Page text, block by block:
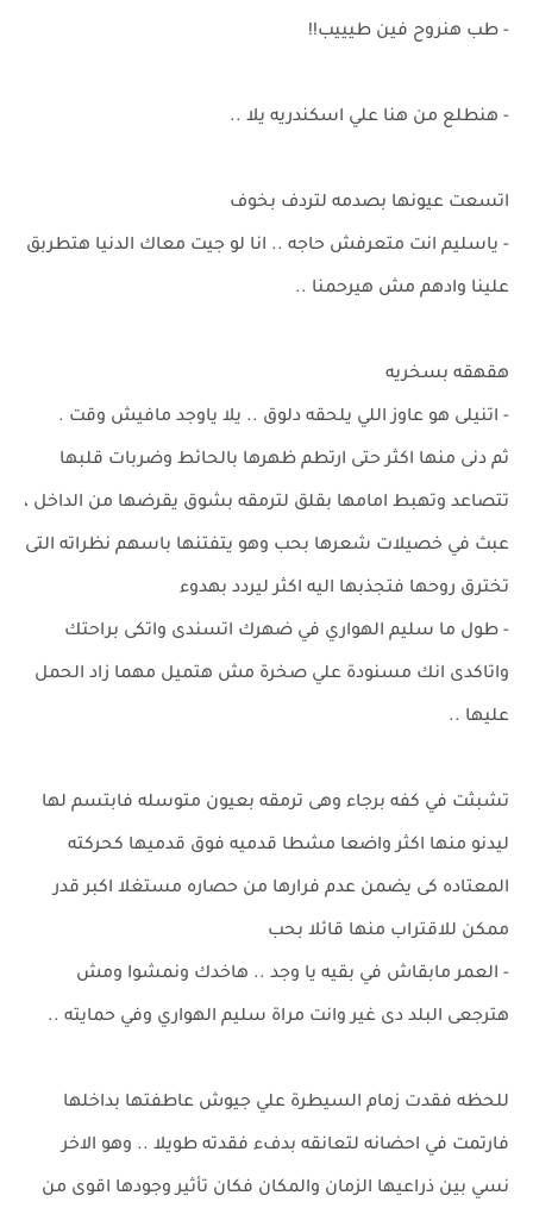
- طب هنروح فين طيييب!!
- هنطلع من هنا علي اسكندريه يلا ..
اتسعت عيونها بصدمه لتردف بخوف
- ياسليم انت متعرفش حاجه .. انا لو جيت معاك الدنيا هتطربق
علينا وادهم مش هيرحمنا ..
هقهقه بسخريه
- اتنيلى هو عاوز اللي يلحقه دلوق .. يلا ياوجد مافيش وقت .
ثم دنى منها اكثر حتى ارتطم ظهرها بالحائط وضربات قلبها
تتصاعد وتهبط امامها بقلق لترمقه بشوق يقرضها من الداخل ،
عبث في خصيلات شعرها بحب وهو يتفتنها باسهم نظراته التى
تخترق روحها فتجذبها اليه اكثر ليردد بهدوء
- طول ما سليم الهواري في ضهرك اتسندى واتكى براحتك
واتاكدى انك مسنودة علي صخرة مش هتميل مهما زاد الحمل
عليها ..
تشبثت في كفه برجاء وهى ترمقه بعيون متوسله فابتسم لها
ليدنو منها اكثر واضعا مشطا قدميه فوق قدميها كحركته
المعتاده كى يضمن عدم فرارها من حصاره مستغلا اكبر قدر
ممكن للاقتراب منها قائلا بحب
- العمر مابقاش في بقيه يا وجد .. هاخدك ونمشوا ومش
هترجعى البلد دى غير وانت مراة سليم الهواري وفي حمايته ..
للحظه فقدت زمام السيطرة علي جيوش عاطفتها بداخلها
فارتمت في احضانه لتعانقه بدفء فقدته طويلا .. وهو الاخر
نسي بين ذراعيها الزمان والمكان فكان تأثير وجودها اقوى من